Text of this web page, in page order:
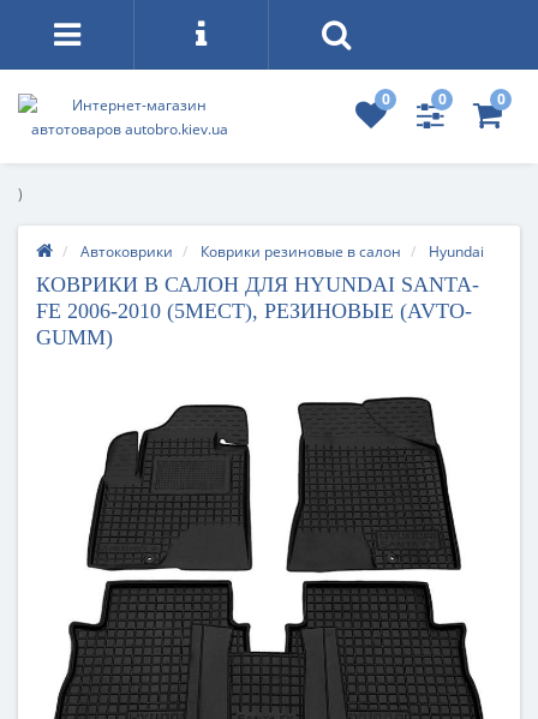
0 0 0
)
Автоковрики Коврики резиновые в салон Hyundai
КОВРИКИ В САЛОН ДЛЯ HYUNDAI SANTA-
FE 2006-2010 (5МЕСТ), РЕЗИНОВЫЕ (AVTO-
GUMM)